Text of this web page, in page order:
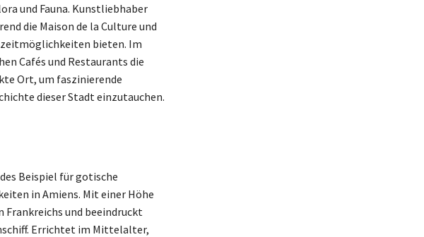
und Fauna. Kunstliebhaber
die Maison de la Culture und
bieten. Im
Cafés und Restaurants die
Ort, um faszinierende
dieser Stadt einzutauchen.
Beispiel für gotische
in Amiens. Mit einer Höhe
Frankreichs und beeindruckt
Errichtet im Mittelalter,